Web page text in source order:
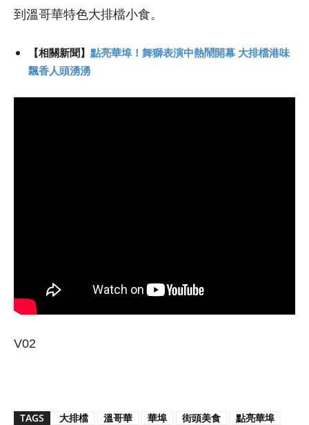
到溫哥華特色大排檔小食。
【相關新聞】 點亮華埠！舞獅表演中熱鬧開幕 大排檔港味
飄香人頭湧湧
V02
TAGS 大排檔 溫哥華 華埠 街頭美食 點亮華埠